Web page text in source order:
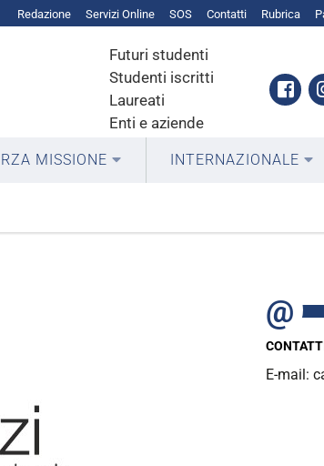
Redazione Servizi Online SOS Contatti Rubrica
Futuri studenti
Studenti iscritti
Laureati
Enti e aziende
MISSIONE INTERNAZIONALE
E-mail: